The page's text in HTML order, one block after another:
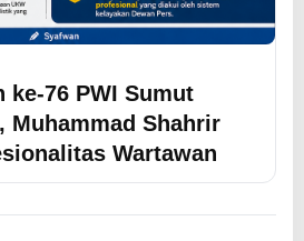
ke-76 PWI Sumut
Muhammad Shahrir
Wartawan